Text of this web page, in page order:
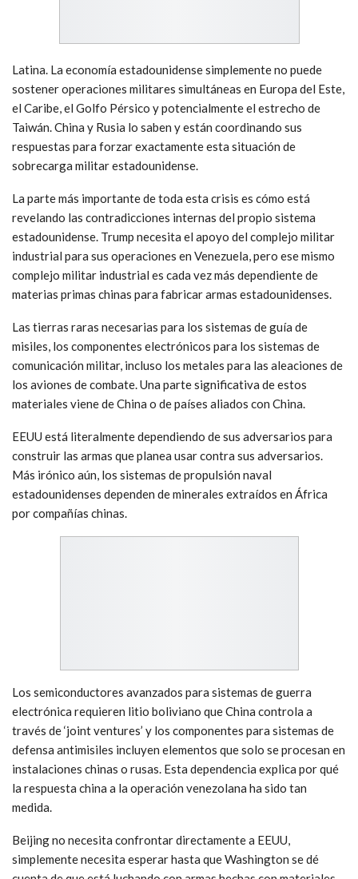
Latina. La economía estadounidense simplemente no puede
sostener operaciones militares simultáneas en Europa del Este,
el Caribe, el Golfo Pérsico y potencialmente el estrecho de
Taiwán. China y Rusia lo saben y están coordinando sus
respuestas para forzar exactamente esta situación de
sobrecarga militar estadounidense.
La parte más importante de toda esta crisis es cómo está
revelando las contradicciones internas del propio sistema
estadounidense. Trump necesita el apoyo del complejo militar
industrial para sus operaciones en Venezuela, pero ese mismo
complejo militar industrial es cada vez más dependiente de
materias primas chinas para fabricar armas estadounidenses.
Las tierras raras necesarias para los sistemas de guía de
misiles, los componentes electrónicos para los sistemas de
comunicación militar, incluso los metales para las aleaciones de
los aviones de combate. Una parte significativa de estos
materiales viene de China o de países aliados con China.
EEUU está literalmente dependiendo de sus adversarios para
construir las armas que planea usar contra sus adversarios.
Más irónico aún, los sistemas de propulsión naval
estadounidenses dependen de minerales extraídos en África
por compañías chinas.
Los semiconductores avanzados para sistemas de guerra
electrónica requieren litio boliviano que China controla a
través de ‘joint ventures’ y los componentes para sistemas de
defensa antimisiles incluyen elementos que solo se procesan en
instalaciones chinas o rusas. Esta dependencia explica por qué
la respuesta china a la operación venezolana ha sido tan
medida.
Beijing no necesita confrontar directamente a EEUU,
simplemente necesita esperar hasta que Washington se dé